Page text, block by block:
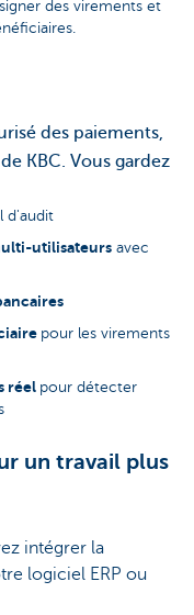
des virements et
des paiements,
KBC. Vous gardez
d'audit
utilisateurs avec
pour les virements
réel pour détecter
un travail plus
intégrer la
logiciel ERP ou